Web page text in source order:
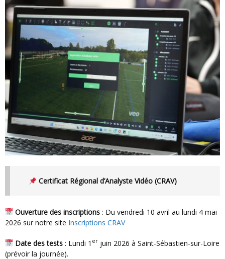
Certificat Régional d’Analyste Vidéo (CRAV)
Ouverture des inscriptions : Du vendredi 10 avril au lundi 4 mai
2026 sur notre site Inscriptions CRAV
Date des tests: Lundi 1 erjuin 2026 à Saint-Sébastien-sur-Loire
(prévoir la journée).